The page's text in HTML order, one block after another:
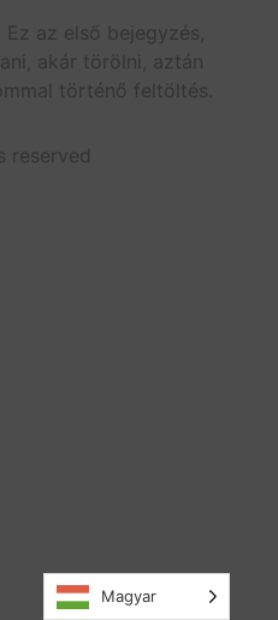
az első bejegyzés,
akár törölni, aztán
történő feltöltés.
reserved
Magyar